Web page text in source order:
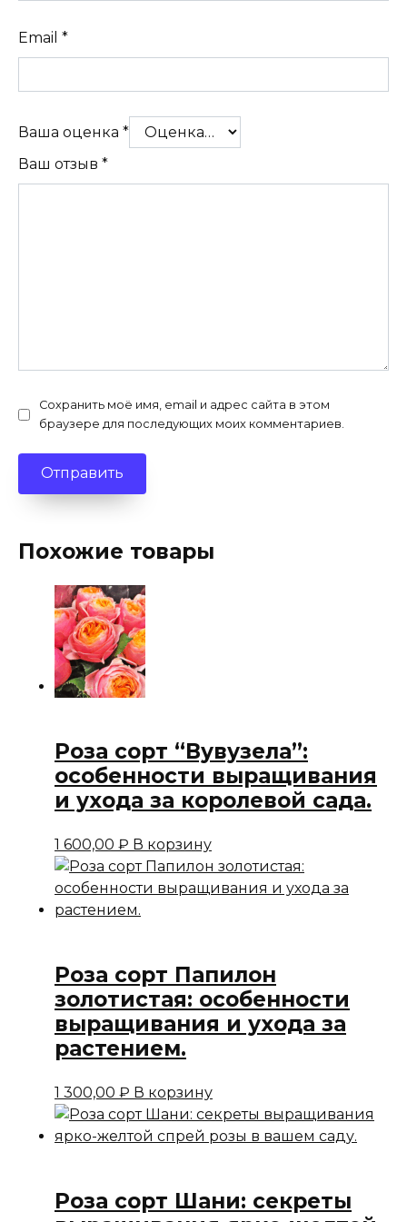
Email *
Ваша оценка *
Ваш отзыв *
Сохранить моё имя, email и адрес сайта в этом
браузере для последующих моих комментариев.
Похожие товары
Роза сорт “Вувузела”:
особенности выращивания
и ухода за королевой сада.
1 600,00 ₽ В корзину
Роза сорт Папилон
золотистая: особенности
выращивания и ухода за
растением.
1 300,00 ₽ В корзину
Роза сорт Шани: секреты